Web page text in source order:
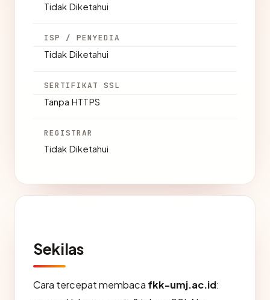
Tidak Diketahui
ISP / PENYEDIA
Tidak Diketahui
SERTIFIKAT SSL
Tanpa HTTPS
REGISTRAR
Tidak Diketahui
Sekilas
Cara tercepat membaca fkk-umj.ac.id: